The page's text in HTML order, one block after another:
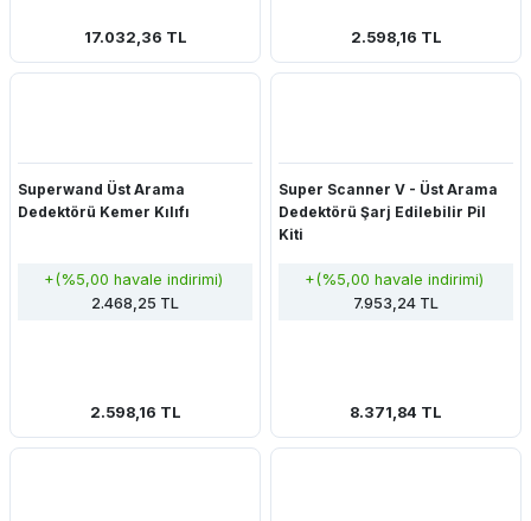
17.032,36 TL 2.598,16 TL
Superwand Üst Arama
Dedektörü Kemer Kılıfı
+(%5,00 havale indirimi)
2.468,25 TL
2.598,16 TL
Super Scanner V - Üst Arama
Dedektörü Şarj Edilebilir Pil
Kiti
+(%5,00 havale indirimi)
7.953,24 TL
8.371,84 TL